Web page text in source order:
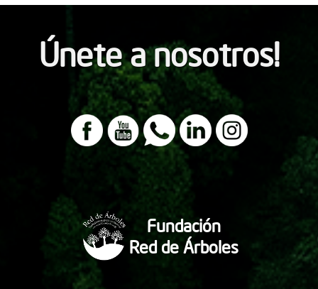
Únete a nosotros!
Fundación
Red de Árboles